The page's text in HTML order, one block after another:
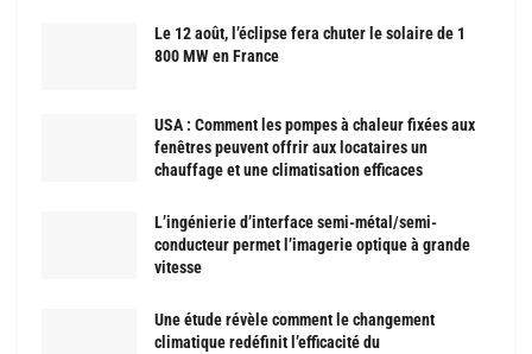
Le 12 août, l’éclipse fera chuter le solaire de 1
800 MW en France
USA : Comment les pompes à chaleur fixées aux
fenêtres peuvent offrir aux locataires un
chauffage et une climatisation efficaces
L’ingénierie d’interface semi-métal/semi-
conducteur permet l’imagerie optique à grande
vitesse
Une étude révèle comment le changement
climatique redéfinit l’efficacité du